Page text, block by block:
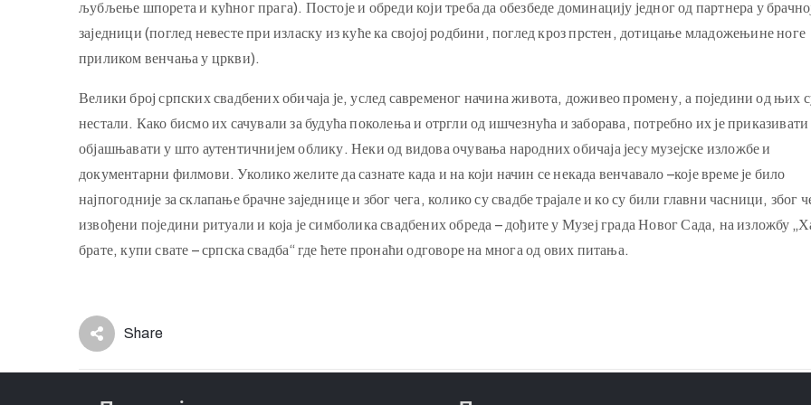
љубљење шпорета и кућног прага). Постоје и обреди који треба да обезбеде доминацију једног од партнера у
заједници (поглед невесте при изласку из куће ка својој родбини, поглед кроз прстен, дотицање младожењине ноге
приликом венчања у цркви).
Велики број српских свадбених обичаја је, услед савременог начина живота, доживео промену, а поједини од њих
нестали. Како бисмо их сачували за будућа поколења и отргли од ишчезнућа и заборава, потребно их је приказивати
објашњавати у што аутентичнијем облику. Неки од видова очувања народних обичаја јесу музејске изложбе и
документарни филмови. Уколико желите да сазнате када и на који начин се некада венчавало –које време је било
најпогодније за склапање брачне заједнице и због чега, колико су свадбе трајале и ко су били главни часници, због
извођени поједини ритуали и која је симболика свадбених обреда – дођите у Музеј града Новог Сада, на изложбу
брате, купи свате – српска свадба“ где ћете пронаћи одговоре на многа од ових питања.
Share